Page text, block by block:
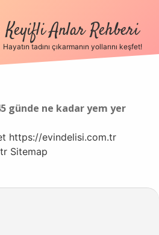
Keyifli Anlar Rehberi
Hayatın tadını çıkarmanın yollarını keşfet!
günde ne kadar yem yer
https://evindelisi.com.tr
Sitemap